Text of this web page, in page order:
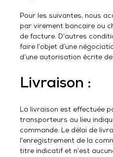
Pour les suivantes, nous
par virement bancaire ou
de facture. D’autres
faire l’objet d’une
d’une autorisation écrite de
Livraison :
La livraison est effectuée
transporteurs au lieu
commande. Le délai de
l’enregistrement de la
titre indicatif et n’est